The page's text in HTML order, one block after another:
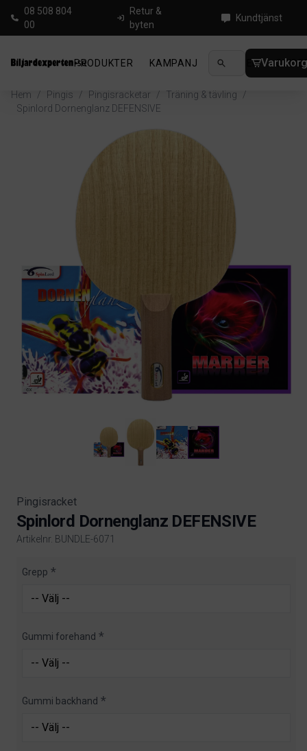
08 508 804
00
Retur &
byten
Kundtjänst
PRODUKTER KAMPANJ NYHETER
Hem / Pingis / Pingisracketar / Träning & tävling
/
Spinlord Dornenglanz DEFENSIVE
Pingisracket
Spinlord Dornenglanz DEFENSIVE
Artikelnr. BUNDLE-6071
Product information
Grepp
Gummi forehand
Gummi backhand